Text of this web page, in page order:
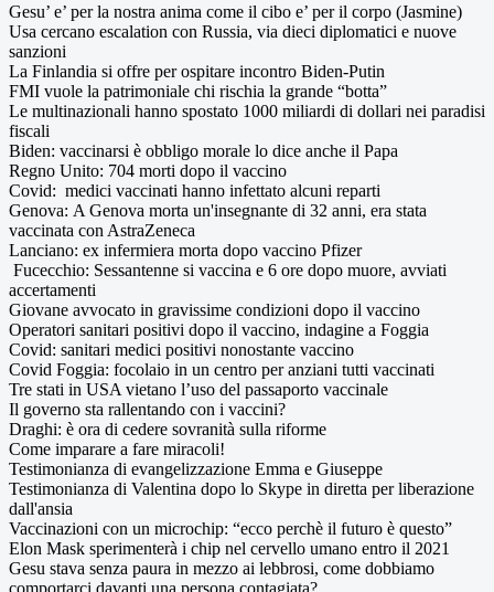
Gesu’ e’ per la nostra anima come il cibo e’ per il corpo (Jasmine)
Usa cercano escalation con Russia, via dieci diplomatici e nuove
sanzioni
La Finlandia si offre per ospitare incontro Biden-Putin
FMI vuole la patrimoniale chi rischia la grande “botta”
Le multinazionali hanno spostato 1000 miliardi di dollari nei paradisi
fiscali
Biden: vaccinarsi è obbligo morale lo dice anche il Papa
Regno Unito: 704 morti dopo il vaccino
Covid: medici vaccinati hanno infettato alcuni reparti
Genova: A Genova morta un'insegnante di 32 anni, era stata
vaccinata con AstraZeneca
Lanciano: ex infermiera morta dopo vaccino Pfizer
Fucecchio: Sessantenne si vaccina e 6 ore dopo muore, avviati
accertamenti
Giovane avvocato in gravissime condizioni dopo il vaccino
Operatori sanitari positivi dopo il vaccino, indagine a Foggia
Covid: sanitari medici positivi nonostante vaccino
Covid Foggia: focolaio in un centro per anziani tutti vaccinati
Tre stati in USA vietano l’uso del passaporto vaccinale
Il governo sta rallentando con i vaccini?
Draghi: è ora di cedere sovranità sulla riforme
Come imparare a fare miracoli!
Testimonianza di evangelizzazione Emma e Giuseppe
Testimonianza di Valentina dopo lo Skype in diretta per liberazione
dall'ansia
Vaccinazioni con un microchip: “ecco perchè il futuro è questo”
Elon Mask sperimenterà i chip nel cervello umano entro il 2021
Gesu stava senza paura in mezzo ai lebbrosi, come dobbiamo
comportarci davanti una persona contagiata?